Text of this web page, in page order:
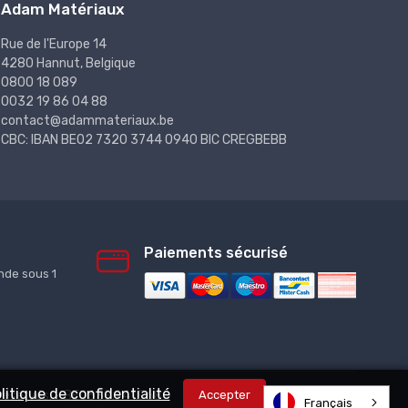
Adam Matériaux
Rue de l'Europe 14
4280 Hannut, Belgique
0800 18 089
0032 19 86 04 88
contact@adammateriaux.be
CBC: IBAN BE02 7320 3744 0940 BIC CREGBEBB
sous 1
Paiements sécurisé
- BE0638.941.968
de confidentialité Accepter
Français